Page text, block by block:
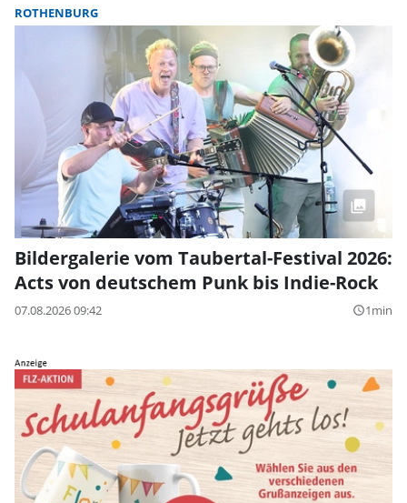
ROTHENBURG
Bildergalerie vom Taubertal-Festival 2026:
Acts von deutschem Punk bis Indie-Rock
07.08.2026 09:42 query_builder1min